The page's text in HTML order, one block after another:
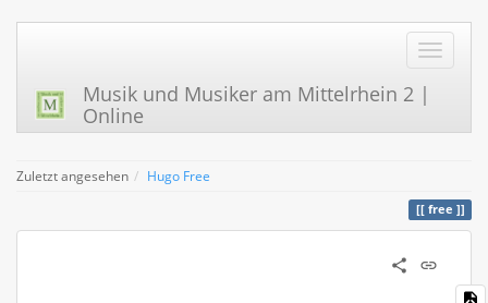
Musik und Musiker am Mittelrhein 2 |
Online
Zuletzt angesehen Hugo Free
free